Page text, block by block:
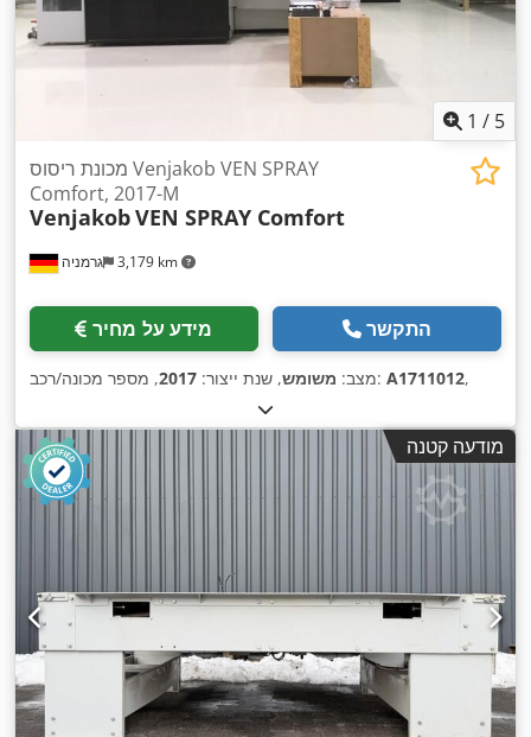
1 / 5
גרמניה 3,179 km
מכונת ריסוס Venjakob VEN SPRAY
Comfort, 2017-M
VenjakobVEN SPRAY Comfort
מידע על מחיר התקשר
מצב: משומש, שנת ייצור: 2017 , מספר מכונה/רכב: A1711012,
מודעה קטנה